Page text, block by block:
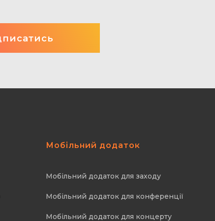
Мобільний додаток
Мобільний додаток для заходу
Мобільний додаток для конференції
Мобільний додаток для концерту